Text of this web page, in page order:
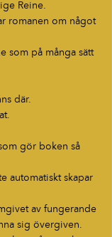
Reine.
romanen om något
som på många sätt
där.
gör boken så
automatiskt skapar
av fungerande
sig övergiven.